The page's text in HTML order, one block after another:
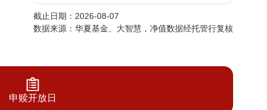
2026-
07-31
0.6336 0.6336
07-29
截止日期：2026-08-07
数据来源：华夏基金、大智慧，净值数据经托管行复核
申赎开放日